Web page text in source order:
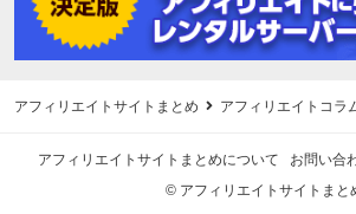
アフィリエイトサイトまとめ アフィリエイトコラ
アフィリエイトサイトまとめについて お問い合
© アフィリエイトサイトまと